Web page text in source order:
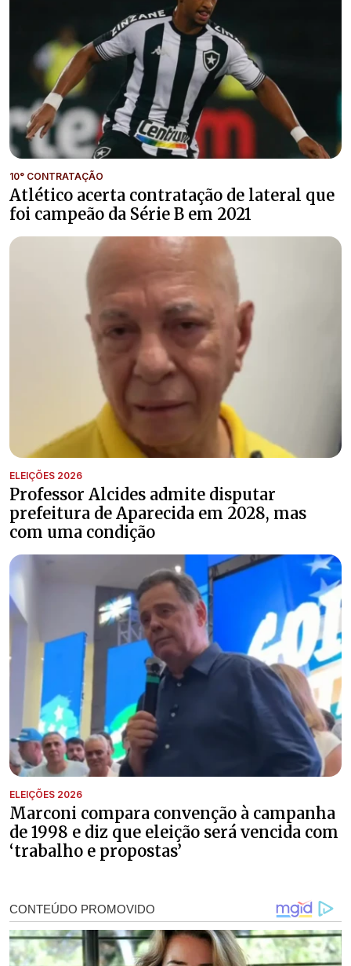
10° CONTRATAÇÃO
Atlético acerta contratação de lateral que
foi campeão da Série B em 2021
ELEIÇÕES 2026
Professor Alcides admite disputar
prefeitura de Aparecida em 2028, mas
com uma condição
ELEIÇÕES 2026
Marconi compara convenção à campanha
de 1998 e diz que eleição será vencida com
‘trabalho e propostas’